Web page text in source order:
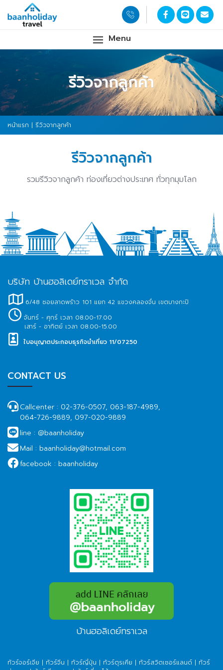
Menu
รีวิวจากลูกค้า
หน้าแรก | รีวิวจากลูกค้า
รีวิวจากลูกค้า
รวมรีวิวจากลูกค้า ท่องเที่ยวต่างประเทศ ทั่วทุกมุมโลก
บริษัท บ้านฮอลิเดย์ทราเวล จำกัด
6/48 ซอยลาดพร้าว 101 แยก 42 แขวงคลองจั่น เขตบางกะปิ
จันทร์ - ศุกร์ เวลา 08.00-17.00
เสาร์ - อาทิตย์ เวลา 08.00-15.00
ใบอนุญาตประกอบธุรกิจนำเที่ยว 11/07250
CONTACT US
Callcenter : 02-376-0507, 063-187-4989,
064-726-9889, 097-020-9889
line : @baanholiday
Mail : baanholiday@hotmail.com
facebook : baanholiday
บ้านฮอลิเดย์ทราเวล
ทัวร์จอร์เจีย | ทัวร์จีน | ทัวร์ญี่ปุ่น | ทัวร์ตุรเคีย | ทัวร์สวิตเซอร์แลนด์ | ทัวร์